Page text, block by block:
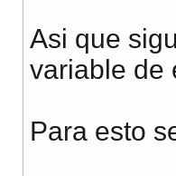
Asi que
variable de
Para esto